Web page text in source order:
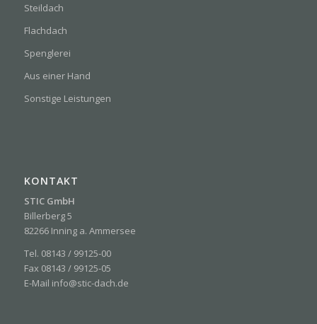
Steildach
Flachdach
Spenglerei
Aus einer Hand
Sonstige Leistungen
KONTAKT
STIC GmbH
Billerberg 5
82266 Inning a. Ammersee
Tel. 08143 / 99125-00
Fax 08143 / 99125-05
E-Mail info@stic-dach.de